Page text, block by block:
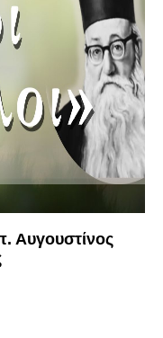
Αυγουστίνος